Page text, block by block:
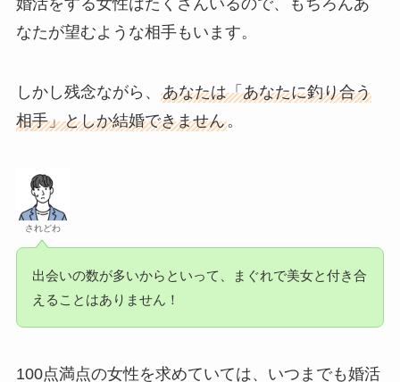
なたが望むような相手もいます。
しかし残念ながら、 あなたは「あなたに釣り合う
相手」としか結婚できません。
されどわ
出会いの数が多いからといって、まぐれで美女と付き合
えることはありません！
100点満点の女性を求めていては、いつまでも婚活